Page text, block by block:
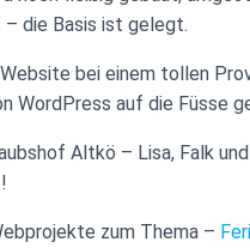
– die Basis ist gelegt.
bei einem tollen
WordPress auf die Füsse
Altkö – Lisa, Falk
zum Thema –